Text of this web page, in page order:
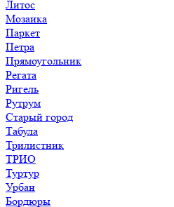
Литос
Мозаика
Паркет
Петра
Прямоугольник
Регата
Ригель
Рутрум
Старый город
Табула
Трилистник
ТРИО
Туртур
Урбан
Бордюры